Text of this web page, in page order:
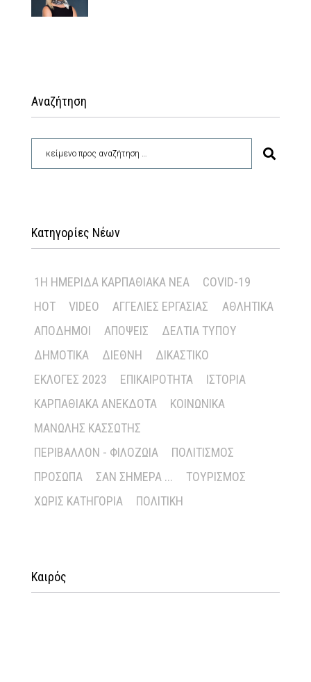
Αναζήτηση
Κατηγορίες Νέων
1Η ΗΜΕΡΊΔΑ ΚΑΡΠΑΘΙΑΚΆ ΝΈΑ
COVID-19
HOT
VIDEO ΑΓΓΕΛΊΕΣ ΕΡΓΑΣΊΑΣ
ΑΘΛΗΤΙΚΆ
ΑΠΌΔΗΜΟΙ
ΑΠΌΨΕΙΣ
ΔΕΛΤΊΑ ΤΎΠΟΥ
ΔΗΜΟΤΙΚΆ
ΔΙΕΘΝΉ
ΔΙΚΑΣΤΙΚΌ
ΕΚΛΟΓΈΣ 2023
ΕΠΙΚΑΙΡΌΤΗΤΑ
ΙΣΤΟΡΊΑ
ΚΑΡΠΑΘΙΑΚΆ ΑΝΈΚΔΟΤΑ
ΚΟΙΝΩΝΙΚΆ
ΜΑΝΏΛΗΣ ΚΑΣΣΏΤΗΣ
ΠΕΡΙΒΆΛΛΟΝ - ΦΙΛΟΖΩΊΑ
ΠΟΛΙΤΙΣΜΌΣ
ΠΡΌΣΩΠΑ
ΣΑΝ ΣΉΜΕΡΑ ...
ΤΟΥΡΙΣΜΌΣ
ΧΩΡΊΣ ΚΑΤΗΓΟΡΊΑ
ΠΟΛΙΤΙΚΉ
Καιρός